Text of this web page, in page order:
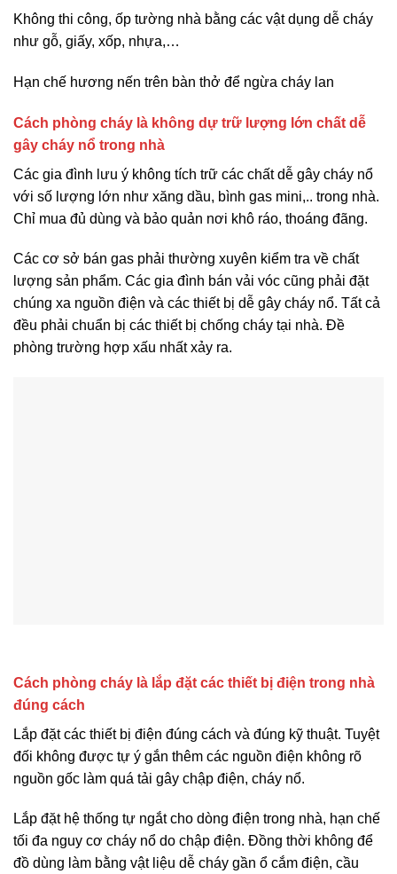
Không thi công, ốp tường nhà bằng các vật dụng dễ cháy
như gỗ, giấy, xốp, nhựa,…
Hạn chế hương nến trên bàn thở để ngừa cháy lan
Cách phòng cháy là không dự trữ lượng lớn chất dễ
gây cháy nổ trong nhà
Các gia đình lưu ý không tích trữ các chất dễ gây cháy nổ
với số lượng lớn như xăng dầu, bình gas mini,.. trong nhà.
Chỉ mua đủ dùng và bảo quản nơi khô ráo, thoáng đãng.
Các cơ sở bán gas phải thường xuyên kiểm tra về chất
lượng sản phẩm. Các gia đình bán vải vóc cũng phải đặt
chúng xa nguồn điện và các thiết bị dễ gây cháy nổ. Tất cả
đều phải chuẩn bị các thiết bị chống cháy tại nhà. Đề
phòng trường hợp xấu nhất xảy ra.
Cách phòng cháy là lắp đặt các thiết bị điện trong nhà
đúng cách
Lắp đặt các thiết bị điện đúng cách và đúng kỹ thuật. Tuyệt
đối không được tự ý gắn thêm các nguồn điện không rõ
nguồn gốc làm quá tải gây chập điện, cháy nổ.
Lắp đặt hệ thống tự ngắt cho dòng điện trong nhà, hạn chế
tối đa nguy cơ cháy nổ do chập điện. Đồng thời không để
đồ dùng làm bằng vật liệu dễ cháy gần ổ cắm điện, cầu